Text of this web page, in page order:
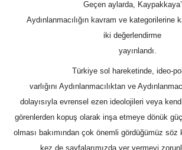
Geçen aylarda,
Aydınlanmacılığın kavram ve kategorilerine
iki değerlendirme
yayınlandı.
Türkiye sol hareketinde, ideo-
varlığını Aydınlanmacılıktan ve
dolayısıyla evrensel ezen ideolojileri veya
görenlerden kopuş olarak inşa etmeye dönük
olması bakımından çok önemli gördüğümüz
kez de sayfalarımızda yer vermeyi